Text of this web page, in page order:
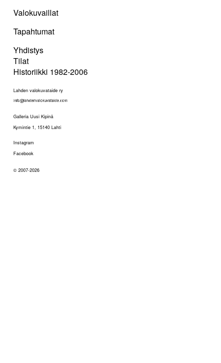
Valokuvaillat
Tapahtumat
Yhdistys
Tilat
Historiikki 1982-2006
Lahden valokuvataide ry
Galleria Uusi Kipinä
Kymintie 1, 15140 Lahti
Instagram
Facebook
© 2007-2026